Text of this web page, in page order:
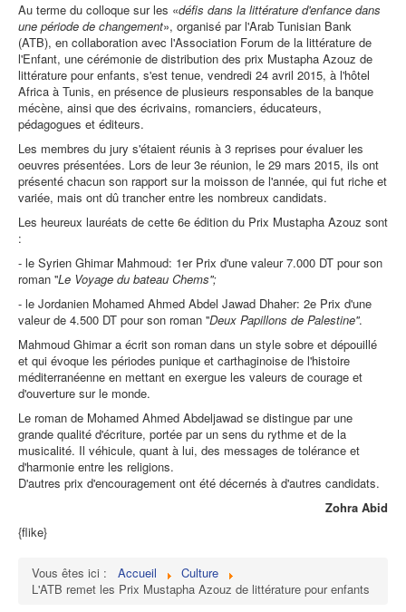
Au terme du colloque sur les «défis dans la littérature d'enfance dans
une période de changement», organisé par l'Arab Tunisian Bank
(ATB), en collaboration avec l'Association Forum de la littérature de
l'Enfant, une cérémonie de distribution des prix Mustapha Azouz de
littérature pour enfants, s'est tenue, vendredi 24 avril 2015, à l'hôtel
Africa à Tunis, en présence de plusieurs responsables de la banque
mécène, ainsi que des écrivains, romanciers, éducateurs,
pédagogues et éditeurs.
Les membres du jury s'étaient réunis à 3 reprises pour évaluer les
oeuvres présentées. Lors de leur 3e réunion, le 29 mars 2015, ils ont
présenté chacun son rapport sur la moisson de l'année, qui fut riche et
variée, mais ont dû trancher entre les nombreux candidats.
Les heureux lauréats de cette 6e édition du Prix Mustapha Azouz sont
:
- le Syrien Ghimar Mahmoud: 1er Prix d'une valeur 7.000 DT pour son
roman ''Le Voyage du bateau Chems'';
- le Jordanien Mohamed Ahmed Abdel Jawad Dhaher: 2e Prix d'une
valeur de 4.500 DT pour son roman ''Deux Papillons de Palestine''.
Mahmoud Ghimar a écrit son roman dans un style sobre et dépouillé
et qui évoque les périodes punique et carthaginoise de l'histoire
méditerranéenne en mettant en exergue les valeurs de courage et
d'ouverture sur le monde.
Le roman de Mohamed Ahmed Abdeljawad se distingue par une
grande qualité d'écriture, portée par un sens du rythme et de la
musicalité. Il véhicule, quant à lui, des messages de tolérance et
d'harmonie entre les religions.
D'autres prix d'encouragement ont été décernés à d'autres candidats.
Zohra Abid
{flike}
Vous êtes ici : Accueil
Culture
L'ATB remet les Prix Mustapha Azouz de littérature pour enfants